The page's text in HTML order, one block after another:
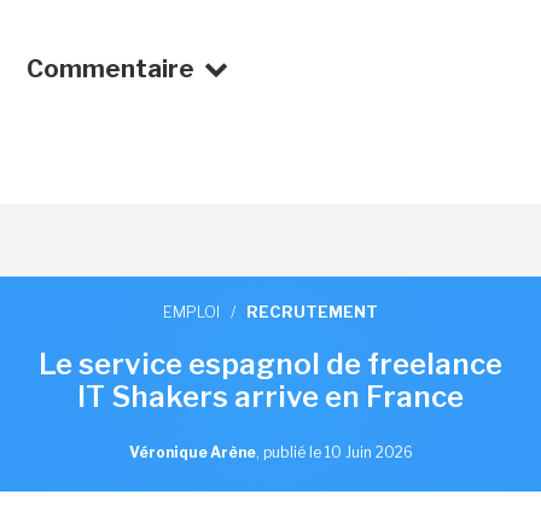
Commentaire
EMPLOI / RECRUTEMENT
Le service espagnol de freelance
IT Shakers arrive en France
Véronique Arène, publié le 10 Juin 2026